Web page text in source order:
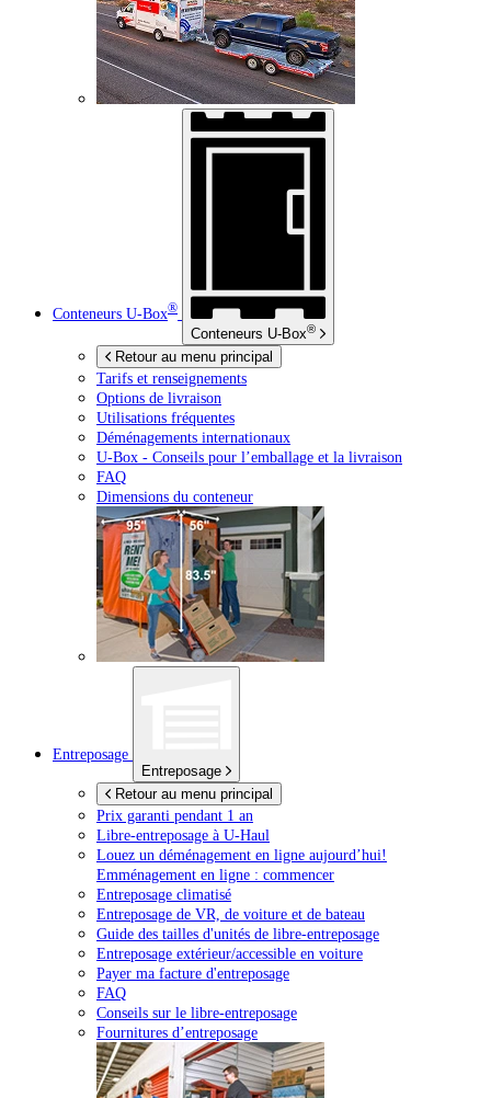
Conteneurs U-Box®
Conteneurs U-Box®
Retour au menu principal
Tarifs et renseignements
Options de livraison
Utilisations fréquentes
Déménagements internationaux
U-Box - Conseils pour l’emballage et la livraison
FAQ
Dimensions du conteneur
Entreposage
Entreposage
Retour au menu principal
Prix garanti pendant 1 an
Libre-entreposage à U-Haul
Louez un déménagement en ligne aujourd’hui!
Emménagement en ligne : commencer
Entreposage climatisé
Entreposage de VR, de voiture et de bateau
Guide des tailles d'unités de libre-entreposage
Entreposage extérieur/accessible en voiture
Payer ma facture d'entreposage
FAQ
Conseils sur le libre-entreposage
Fournitures d’entreposage